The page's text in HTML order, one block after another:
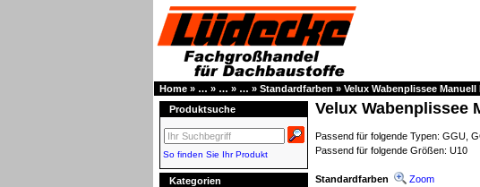
Home » … » … » … » Standardfarben » Velux Wabenplissee Manuell
Produktsuche
So finden Sie Ihr Produkt
Kategorien
Velux Wabenplissee
Passend für folgende Typen: GGU,
Passend für folgende Größen: U10
Standardfarben Zoom